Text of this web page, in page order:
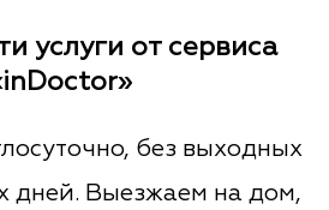
услуги от сервиса
без выходных
дней. Выезжаем на дом,